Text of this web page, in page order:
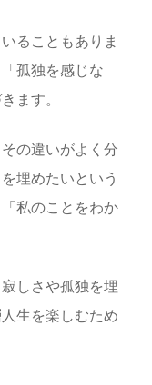
ることもありま
孤独を感じな
ます。
の違いがよく分
埋めたいという
私のことをわか
しさや孤独を埋
生を楽しむため